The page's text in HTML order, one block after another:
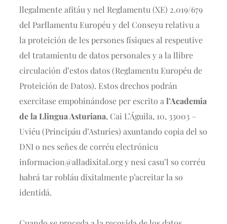
llegalmente afitáu y nel Reglamentu (XE) 2.019/679
del Parllamentu Européu y del Conseyu relativu a
la proteición de les persones físiques al respeutive
del tratamientu de datos personales y a la llibre
circulación d’estos datos (Reglamentu Européu de
Proteición de Datos). Estos drechos podrán
exercitase empobinándose per escrito a l’Academia
de la Llingua Asturiana, Cai L’Águila, 10, 33003 –
Uviéu (Principáu d’Asturies) axuntando copia del so
DNI o nes señes de corréu electrónicu
informacion@alladixital.orgy nesi casu’l so corréu
habrá tar robláu dixitalmente p’acreitar la so
identidá.